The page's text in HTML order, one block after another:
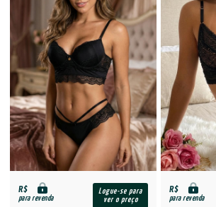
R$
para revenda
Logue-se para
ver o preço
R$
para revenda